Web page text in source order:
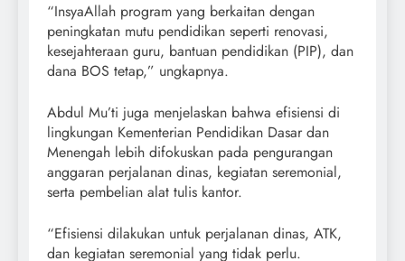
“InsyaAllah program yang berkaitan dengan
peningkatan mutu pendidikan seperti renovasi,
kesejahteraan guru, bantuan pendidikan (PIP), dan
dana BOS tetap,” ungkapnya.
Abdul Mu’ti juga menjelaskan bahwa efisiensi di
lingkungan Kementerian Pendidikan Dasar dan
Menengah lebih difokuskan pada pengurangan
anggaran perjalanan dinas, kegiatan seremonial,
serta pembelian alat tulis kantor.
“Efisiensi dilakukan untuk perjalanan dinas, ATK,
dan kegiatan seremonial yang tidak perlu.